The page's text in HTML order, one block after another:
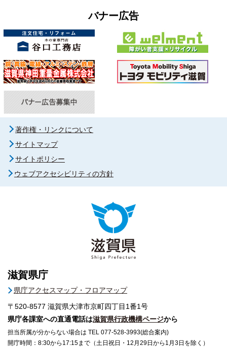
バナー広告
著作権・リンクについて
サイトマップ
サイトポリシー
ウェブアクセシビリティの方針
滋賀県庁
県庁アクセスマップ・フロアマップ
〒520-8577 滋賀県大津市京町四丁目1番1号
県庁各課室への直通電話は滋賀県行政機構ページから
担当所属が分からない場合は TEL 077-528-3993(総合案内)
開庁時間：8:30から17:15まで（土日祝日・12月29日から1月3日を除く）